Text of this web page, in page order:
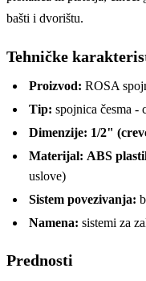
bašti i dvorištu.
Tehničke
Proizvod: ROSA
Tip: spojnica česma -
Dimenzije: 1/2"
Materijal: ABS
uslove)
Sistem povezivanja:
Namena: sistemi za
Prednosti